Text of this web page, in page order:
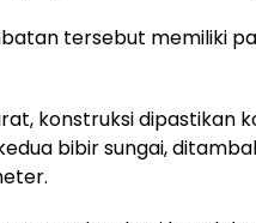
tersebut memiliki
konstruksi dipastikan
bibir sungai,